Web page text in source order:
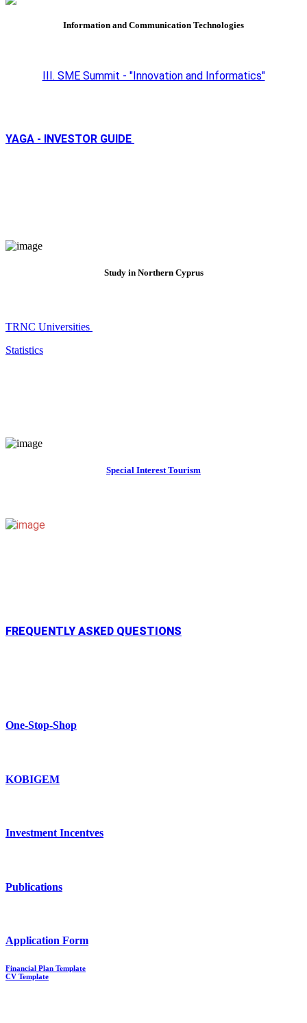
Information and Communication Technologies
III. SME Summit - "Innovation and Informatics"
YAGA - INVESTOR GUIDE
Study in Northern Cyprus
TRNC Universities
Statistics
Special Interest Tourism
FREQUENTLY ASKED QUESTIONS
One-Stop-Shop
KOBIGEM
Investment Incentves
Publications
Application Form
Financial Plan Template
CV Template